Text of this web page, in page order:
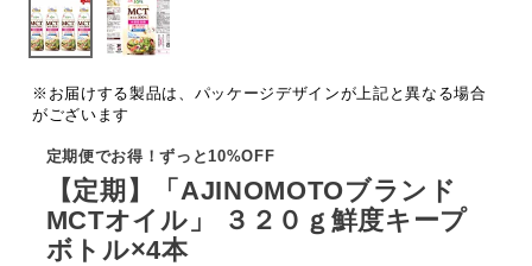
※お届けする製品は、パッケージデザインが上記と異なる場合
がございます
定期便でお得！ずっと10%OFF
【定期】「AJINOMOTOブランド
MCTオイル」 ３２０ｇ鮮度キープ
ボトル×4本